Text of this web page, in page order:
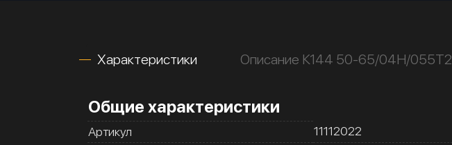
Характеристики Описание К144 50-65/04Н/055Т2
Общие характеристики
Артикул
11112022